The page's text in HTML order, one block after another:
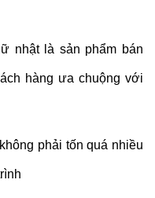
nhật là sản phẩm bán
hàng ưa chuộng với
phải tốn quá nhiều